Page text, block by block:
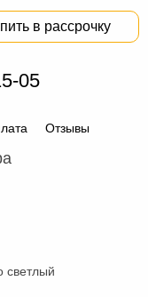
в рассрочку
05
Отзывы